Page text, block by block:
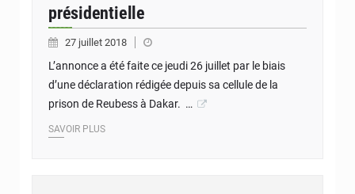
présidentielle
27 juillet 2018
L’annonce a été faite ce jeudi 26 juillet par le biais
d’une déclaration rédigée depuis sa cellule de la
prison de Reubess à Dakar. …
SAVOIR PLUS